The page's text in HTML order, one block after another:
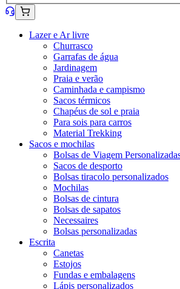
Lazer e Ar livre
Churrasco
Garrafas de água
Jardinagem
Praia e verão
Caminhada e campismo
Sacos térmicos
Chapéus de sol e praia
Para sois para carros
Material Trekking
Sacos e mochilas
Bolsas de Viagem
Sacos de desporto
Bolsas tiracolo personalizados
Mochilas
Bolsas de cintura
Bolsas de sapatos
Necessaires
Bolsas personalizadas
Escrita
Canetas
Estojos
Fundas e embalagens
Lápis personalizados